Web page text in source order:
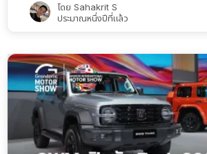
โดย Sahakrit S
ประมาณหนึ่งปีที่แล้ว